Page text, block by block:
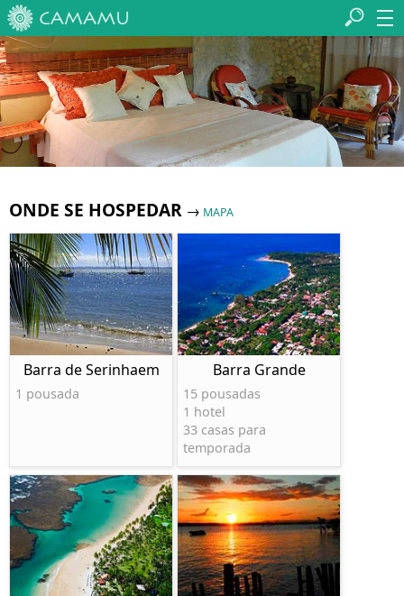
ONDE SE HOSPEDAR → MAPA
Barra de Serinhaem
1 pousada
Barra Grande
15 pousadas
1 hotel
33 casas para
temporada